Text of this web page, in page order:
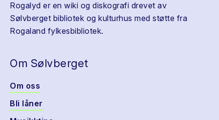
Rogalyd er en wiki og diskografi drevet av
Sølvberget bibliotek og kulturhus med støtte fra
Rogaland fylkesbibliotek.
Om Sølvberget
Om oss
Bli låner